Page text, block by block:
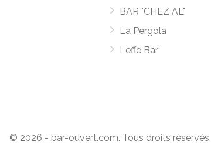
BAR "CHEZ AL"
La Pergola
Leffe Bar
© 2026 - bar-ouvert.com. Tous droits réservés.